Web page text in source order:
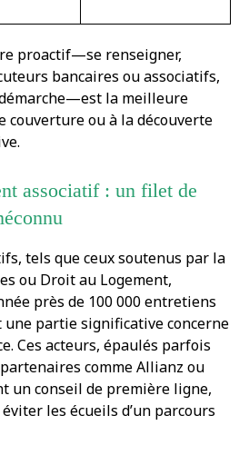
proactif—se renseigner,
bancaires ou associatifs,
la meilleure
couverture ou à la découverte
associatif : un filet de
tels que ceux soutenus par la
ou Droit au Logement,
près de 100 000 entretiens
une partie significative concerne
Ces acteurs, épaulés parfois
comme Allianz ou
un conseil de première ligne,
les écueils d’un parcours